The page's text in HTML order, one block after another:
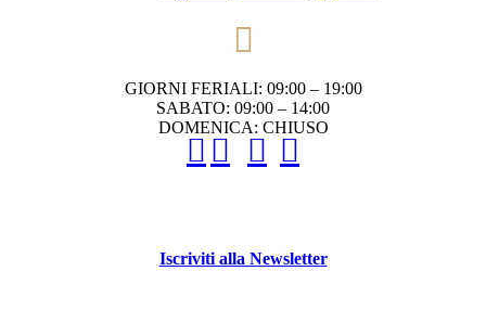

GIORNI FERIALI: 09:00 – 19:00
SABATO: 09:00 – 14:00
DOMENICA: CHIUSO
   
Iscriviti alla Newsletter